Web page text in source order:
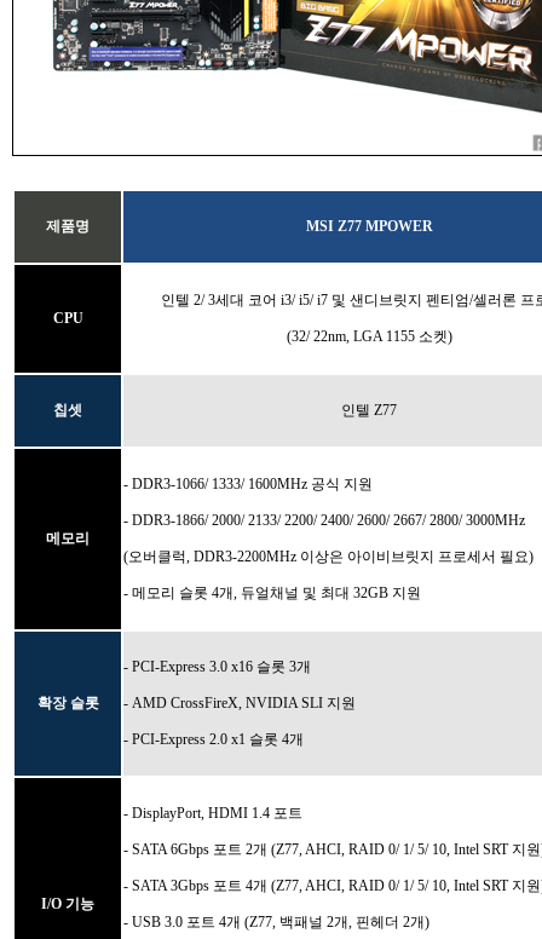
제품명 MSI Z77 MPOWER
CPU
인텔 2/ 3세대 코어 i3/ i5/ i7 및 샌디브릿지 펜티엄/셀러론 프
(32/ 22nm, LGA 1155 소켓)
칩셋 인텔 Z77
메모리
- DDR3-1066/ 1333/ 1600MHz 공식 지원
- DDR3-1866/ 2000/ 2133/ 2200/ 2400/ 2600/ 2667/ 2800/ 3000MHz
(오버클럭, DDR3-2200MHz 이상은 아이비브릿지 프로세서 필요)
- 메모리 슬롯 4개, 듀얼채널 및 최대 32GB 지원
확장 슬롯
- PCI-Express 3.0 x16 슬롯 3개
- AMD CrossFireX, NVIDIA SLI 지원
- PCI-Express 2.0 x1 슬롯 4개
I/O 기능
- DisplayPort, HDMI 1.4 포트
- SATA 6Gbps 포트 2개 (Z77, AHCI, RAID 0/ 1/ 5/ 10, Intel SRT 지
- SATA 3Gbps 포트 4개 (Z77, AHCI, RAID 0/ 1/ 5/ 10, Intel SRT 지
- USB 3.0 포트 4개 (Z77, 백패널 2개, 핀헤더 2개)